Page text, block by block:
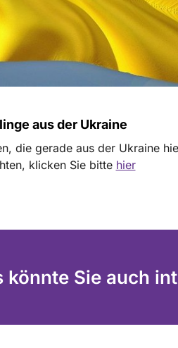
aus der Ukraine
die gerade aus der Ukraine
klicken Sie bitte hier
könnte Sie auch